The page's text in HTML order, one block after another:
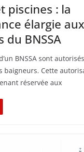
piscines : la
élargie aux
BNSSA
BNSSA sont
baigneurs. Cette
réservée aux